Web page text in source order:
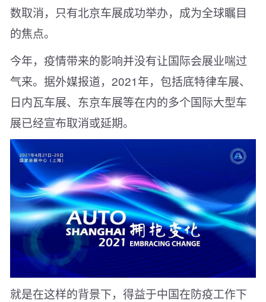
数取消，只有北京车展成功举办，成为全球瞩目
的焦点。
今年，疫情带来的影响并没有让国际会展业喘过
气来。据外媒报道，2021年，包括底特律车展、
日内瓦车展、东京车展等在内的多个国际大型车
展已经宣布取消或延期。
就是在这样的背景下，得益于中国在防疫工作下